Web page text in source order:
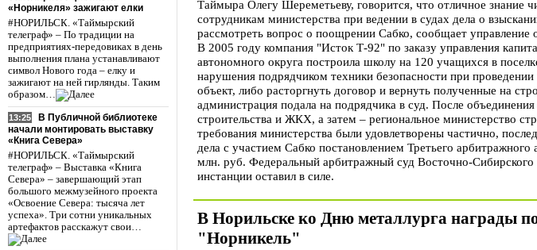
«Норникеля» зажигают елки
#НОРИЛЬСК. «Таймырский
телеграф» – По традиции на
предприятиях-передовиках в день
выполнения плана устанавливают
символ Нового года – елку и
зажигают на ней гирлянды. Таким
образом…
13:25
В Публичной библиотеке
начали монтировать выставку
«Книга Севера»
#НОРИЛЬСК. «Таймырский
телеграф» – Выставка «Книга
Севера» – завершающий этап
большого межмузейного проекта
«Освоение Севера: тысяча лет
успеха». Три сотни уникальных
артефактов расскажут свои…
Таймыра Олегу Шереметьеву, говорится, что отличное знание
сотрудникам министерства при ведении в судах дела о
рассмотреть вопрос о поощрении Сабко, сообщает
В 2005 году компания "Исток Т-92" по заказу управления
автономного округа построила школу на 120 учащихся в
нарушения подрядчиком техники безопасности при
объект, либо расторгнуть договор и вернуть полученные на
администрация подала на подрядчика в суд. После
строительства и ЖКХ, а затем – региональное министерство
требования министерства были удовлетворены частично,
дела с участием Сабко постановлением Третьего
млн. руб. Федеральный арбитражный суд Восточно-
инстанции оставил в силе.
В Норильске ко Дню металлурга награды
"Норникель"